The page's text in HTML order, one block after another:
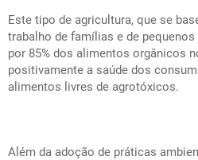
Este tipo de agricultura, que se
trabalho de famílias e de
por 85% dos alimentos orgânicos
positivamente a saúde dos
alimentos livres de agrotóxicos.
Além da adoção de práticas